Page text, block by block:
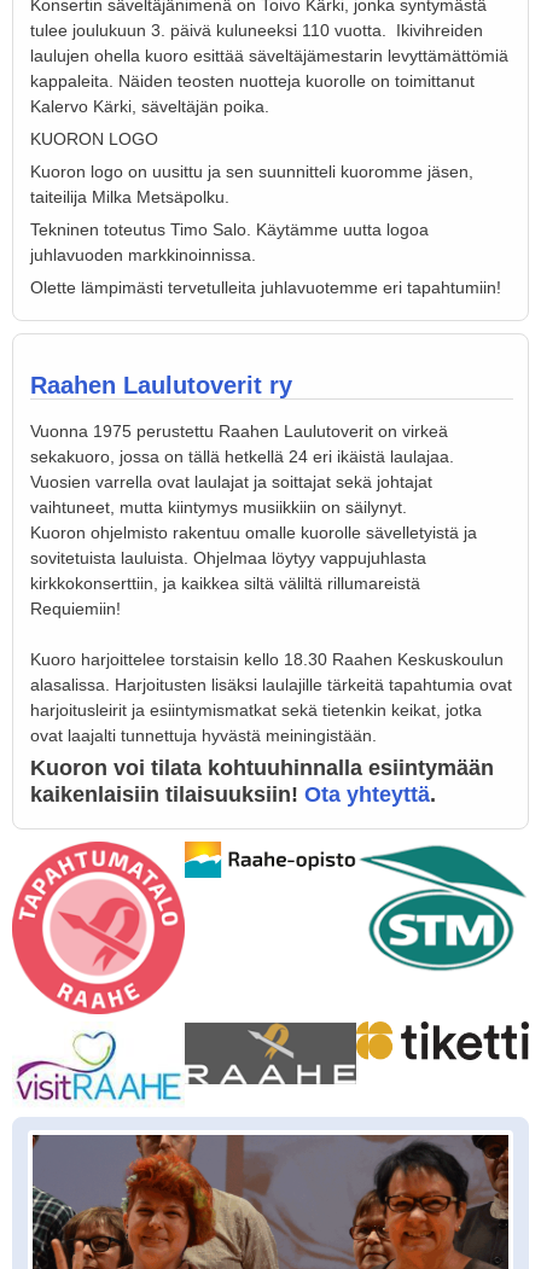
Konsertin säveltäjänimenä on Toivo Kärki, jonka syntymästä
tulee joulukuun 3. päivä kuluneeksi 110 vuotta. Ikivihreiden
laulujen ohella kuoro esittää säveltäjämestarin levyttämättömiä
kappaleita. Näiden teosten nuotteja kuorolle on toimittanut
Kalervo Kärki, säveltäjän poika.
KUORON LOGO
Kuoron logo on uusittu ja sen suunnitteli kuoromme jäsen,
taiteilija Milka Metsäpolku.
Tekninen toteutus Timo Salo. Käytämme uutta logoa
juhlavuoden markkinoinnissa.
Olette lämpimästi tervetulleita juhlavuotemme eri tapahtumiin!
Raahen Laulutoverit ry
Vuonna 1975 perustettu Raahen Laulutoverit on virkeä
sekakuoro, jossa on tällä hetkellä 24 eri ikäistä laulajaa.
Vuosien varrella ovat laulajat ja soittajat sekä johtajat
vaihtuneet, mutta kiintymys musiikkiin on säilynyt.
Kuoron ohjelmisto rakentuu omalle kuorolle sävelletyistä ja
sovitetuista lauluista. Ohjelmaa löytyy vappujuhlasta
kirkkokonserttiin, ja kaikkea siltä väliltä rillumareistä
Requiemiin!
Kuoro harjoittelee torstaisin kello 18.30 Raahen Keskuskoulun
alasalissa. Harjoitusten lisäksi laulajille tärkeitä tapahtumia ovat
harjoitusleirit ja esiintymismatkat sekä tietenkin keikat, jotka
ovat laajalti tunnettuja hyvästä meiningistään.
Kuoron voi tilata kohtuuhinnalla esiintymään
kaikenlaisiin tilaisuuksiin! Ota yhteyttä.